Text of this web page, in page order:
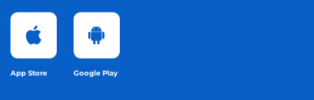
App Store Google Play